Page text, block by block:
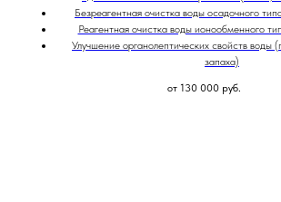
Безреагентная очистка воды осадочного
Реагентная очистка воды ионообменного
Улучшение органолептических свойств воды
запаха)
от 130 000 руб.